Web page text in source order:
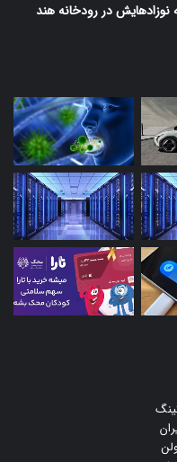
نوزادهایش در رودخانه هند